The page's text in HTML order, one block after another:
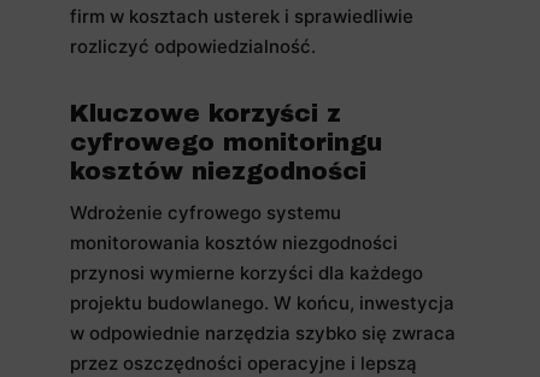
firm w kosztach usterek i sprawiedliwie
rozliczyć odpowiedzialność.
Kluczowe korzyści z
cyfrowego monitoringu
kosztów niezgodności
Wdrożenie cyfrowego systemu
monitorowania kosztów niezgodności
przynosi wymierne korzyści dla każdego
projektu budowlanego. W końcu, inwestycja
w odpowiednie narzędzia szybko się zwraca
przez oszczędności operacyjne i lepszą